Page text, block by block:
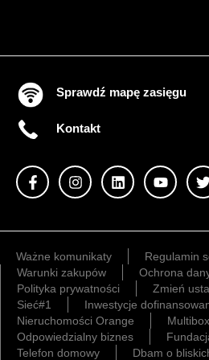
Sprawdź mapę zasięgu
Kontakt
Ważne komunikaty
Regulamin
Warunki zakupów
Ochrona
Polityka prywatności
Zmień
Sieć#1
Inwestycje
Nieruchomości Orange
Multibox
Odpowiedzialny biznes
Telefon domowy
Dbam o